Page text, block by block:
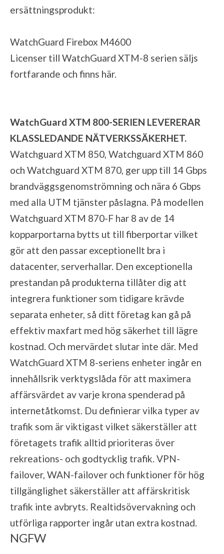
ersättningsprodukt:
WatchGuard Firebox M4600
Licenser till WatchGuard XTM-8 serien säljs
fortfarande och finns här.
WatchGuard XTM 800-SERIEN LEVERERAR
KLASSLEDANDE NÄTVERKSSÄKERHET.
Watchguard XTM 850, Watchguard XTM 860
och Watchguard XTM 870, ger upp till 14 Gbps
brandväggsgenomströmning och nära 6 Gbps
med alla UTM tjänster påslagna. På modellen
Watchguard XTM 870-F har 8 av de 14
kopparportarna bytts ut till fiberportar vilket
gör att den passar exceptionellt bra i
datacenter, serverhallar. Den exceptionella
prestandan på produkterna tillåter dig att
integrera funktioner som tidigare krävde
separata enheter, så ditt företag kan gå på
effektiv maxfart med hög säkerhet till lägre
kostnad. Och mervärdet slutar inte där. Med
WatchGuard XTM 8-seriens enheter ingår en
innehållsrik verktygslåda för att maximera
affärsvärdet av varje krona spenderad på
internetåtkomst. Du definierar vilka typer av
trafik som är viktigast vilket säkerställer att
företagets trafik alltid prioriteras över
rekreations- och godtycklig trafik. VPN-
failover, WAN-failover och funktioner för hög
tillgänglighet säkerställer att affärskritisk
trafik inte avbryts. Realtidsövervakning och
utförliga rapporter ingår utan extra kostnad.
NGFW